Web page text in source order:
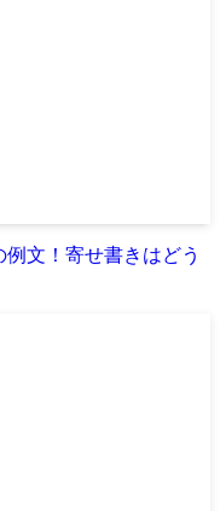
文！寄せ書きはどう